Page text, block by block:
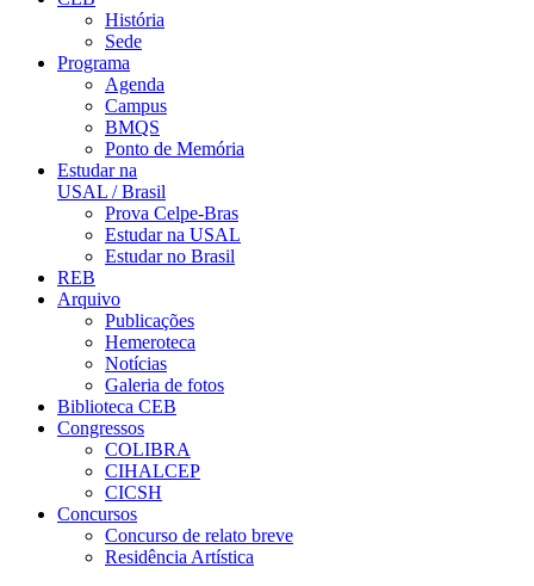
História
Sede
Programa
Agenda
Campus
BMQS
Ponto de Memória
Estudar na
USAL / Brasil
Prova Celpe-Bras
Estudar na USAL
Estudar no Brasil
REB
Arquivo
Publicações
Hemeroteca
Notícias
Galeria de fotos
Biblioteca CEB
Congressos
COLIBRA
CIHALCEP
CICSH
Concursos
Concurso de relato breve
Residência Artística